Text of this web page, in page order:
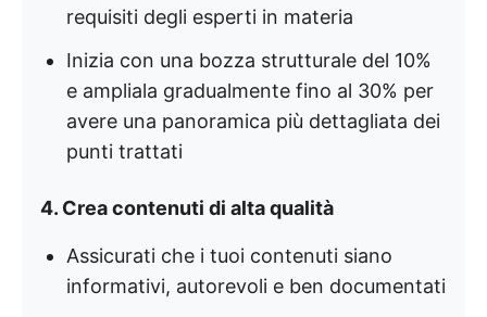
requisiti degli esperti in materia
Inizia con una bozza strutturale del 10%
e ampliala gradualmente fino al 30% per
avere una panoramica più dettagliata dei
punti trattati
4. Crea contenuti di alta qualità
Assicurati che i tuoi contenuti siano
informativi, autorevoli e ben documentati